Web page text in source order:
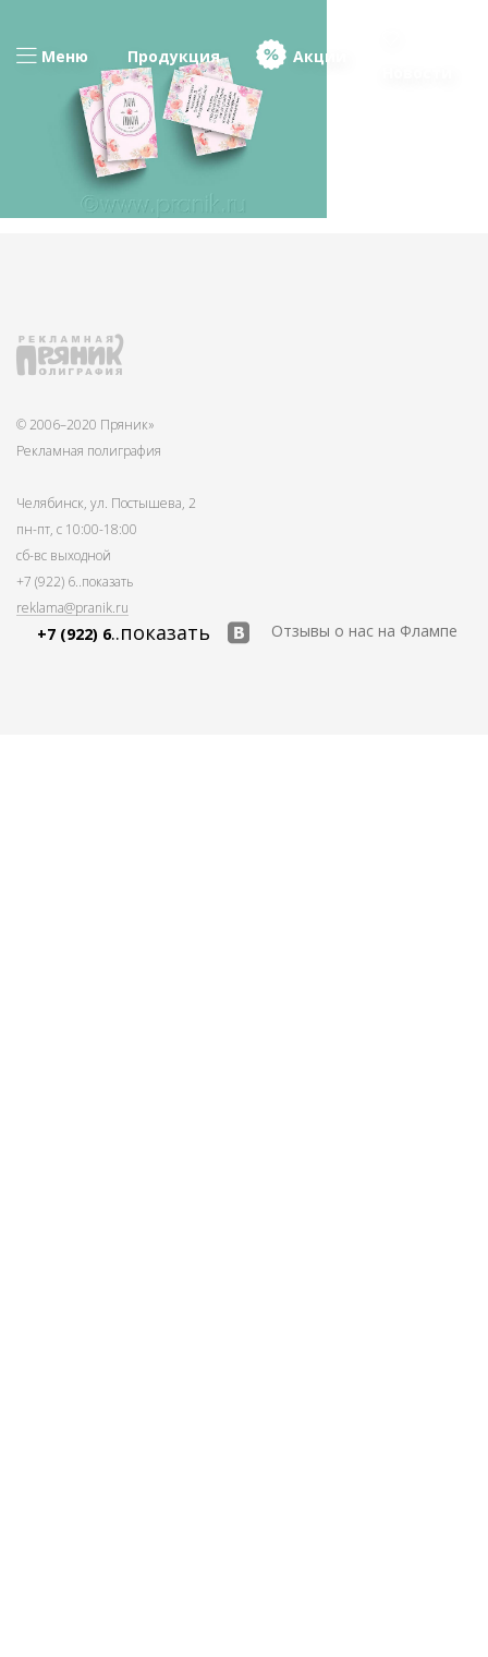
Меню Продукция
Акции
© 2006–2020 Пряник»
Рекламная полиграфия
Челябинск, ул. Постышева, 2
пн-пт, с 10:00-18:00
сб-вс выходной
+7 (922) 6..показать
reklama@pranik.ru
+7 (922) 6..показать Отзывы о нас на Флампе